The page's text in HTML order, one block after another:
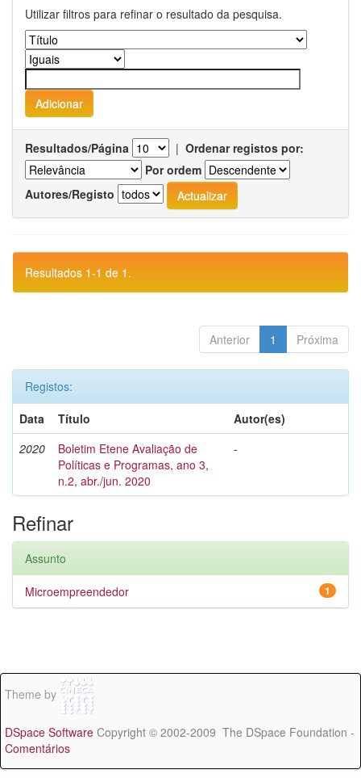
Utilizar filtros para refinar o resultado da pesquisa.
Resultados/Página | Ordenar registos por:
Por ordem
Autores/Registo
Resultados 1-1 de 1.
Anterior 1 Próxima
Registos:
Data
Título
Autor(es)
2020
Boletim Etene Avaliação de
Políticas e Programas, ano 3,
n.2, abr./jun. 2020
-
Refinar
Assunto
1
Microempreendedor
Theme by
DSpace Software Copyright © 2002-2009 The DSpace Foundation -
Comentários